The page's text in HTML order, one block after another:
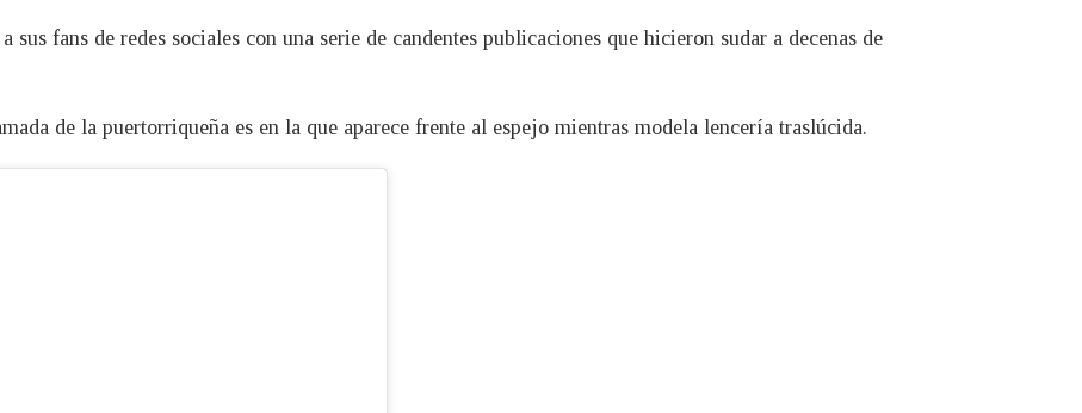
fans de redes sociales con una serie de candentes publicaciones que hicieron sudar a decenas de
de la puertorriqueña es en la que aparece frente al espejo mientras modela lencería traslúcida.